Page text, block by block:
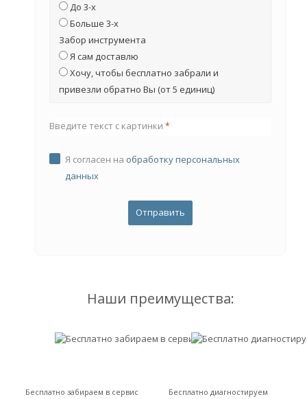
До 3-х
Больше 3-х
Забор инструмента
Я сам доставлю
Хочу, чтобы бесплатно забрали и
привезли обратно Вы (от 5 единиц)
Введите текст с картинки *
Я согласен на обработку персональных
данных
Наши преимущества:
Бесплатно забираем в сервис Бесплатно диагностируем